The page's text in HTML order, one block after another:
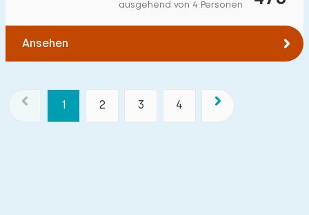
ausgehend von 4 Personen
Ansehen
1 2 3 4